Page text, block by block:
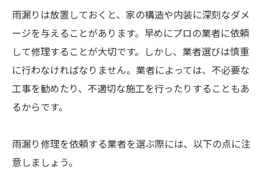
雨漏りは放置しておくと、家の構造や内装に深刻なダメ
ージを与えることがあります。早めにプロの業者に依頼
して修理することが大切です。しかし、業者選びは慎重
に行わなければなりません。業者によっては、不必要な
工事を勧めたり、不適切な施工を行ったりすることもあ
るからです。
雨漏り修理を依頼する業者を選ぶ際には、以下の点に注
意しましょう。